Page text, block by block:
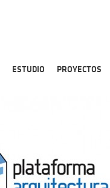
ESTUDIO PROYECTOS